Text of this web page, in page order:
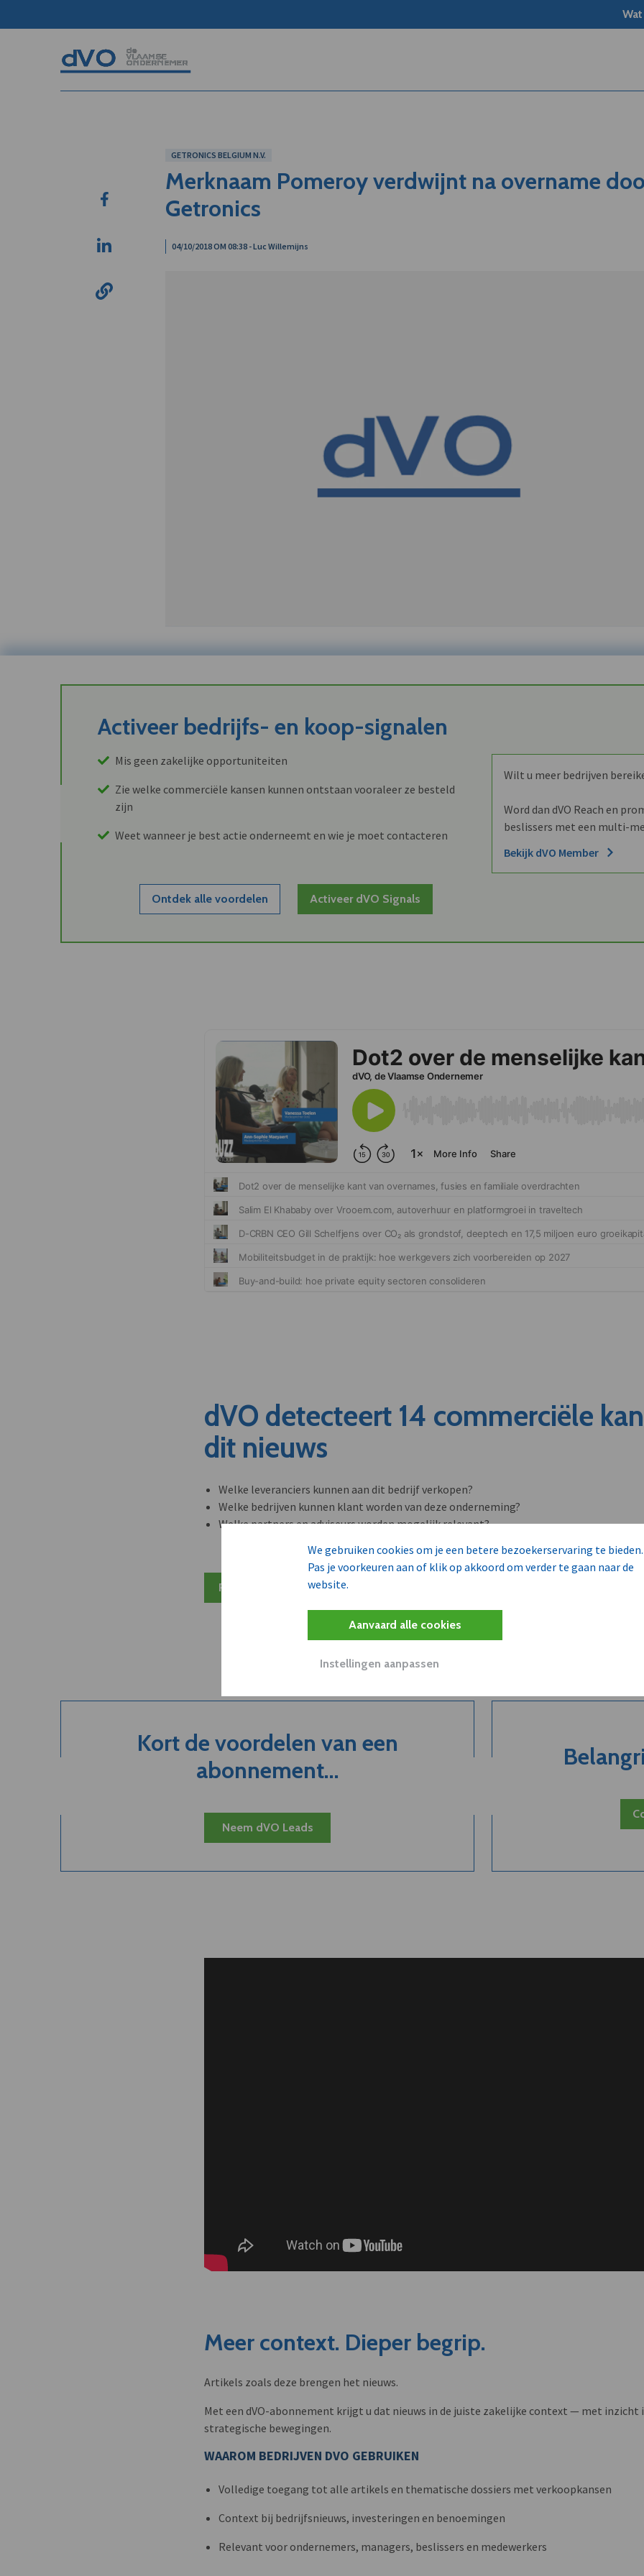
We gebruiken cookies om je een betere bezoekerservaring te bieden.
Pas je voorkeuren aan of klik op akkoord om verder te gaan naar de
website.
Aanvaard alle cookies
Instellingen aanpassen
GETRONICS BELGIUM N.V.
Merknaam Pomeroy verdwijnt na overname
Getronics
04/10/2018 OM 08:38 - Luc Willemijns
Activeer bedrijfs- en koop-signalen
Mis geen zakelijke opportuniteiten
Zie welke commerciële kansen kunnen ontstaan vooraleer ze besteld
zijn
Weet wanneer je best actie onderneemt en wie je moet contacteren
Ontdek alle voordelen Activeer dVO Signals
Wilt u meer bedrijven
Word dan dVO Reach en
beslissers met een multi-
Bekijk dVO Member
dVO detecteert 14 commerciële
dit nieuws
Welke leveranciers kunnen aan dit bedrijf verkopen?
Welke bedrijven kunnen klant worden van deze onderneming?
Welke partners en adviseurs worden mogelijk relevant?
Plan 20 min inzicht
Kort de voordelen van een
abonnement...
Neem dVO Leads
Meer context. Dieper begrip.
Artikels zoals deze brengen het nieuws.
Met een dVO-abonnement krijgt u dat nieuws in de juiste zakelijke context — met inzicht
strategische bewegingen.
WAAROM BEDRIJVEN DVO GEBRUIKEN
Volledige toegang tot alle artikels en thematische dossiers met verkoopkansen
Context bij bedrijfsnieuws, investeringen en benoemingen
Relevant voor ondernemers, managers, beslissers en medewerkers